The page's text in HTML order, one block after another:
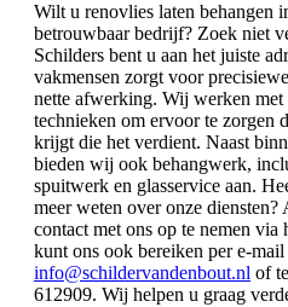
Wilt u renovlies laten behangen
betrouwbaar bedrijf? Zoek niet
Schilders bent u aan het juiste
vakmensen zorgt voor
nette afwerking. Wij werken met
technieken om ervoor te zorgen
krijgt die het verdient. Naast
bieden wij ook behangwerk,
spuitwerk en glasservice aan.
meer weten over onze diensten?
contact met ons op te nemen via
kunt ons ook bereiken per e-
info@schildervandenbout.nl of
612909. Wij helpen u graag